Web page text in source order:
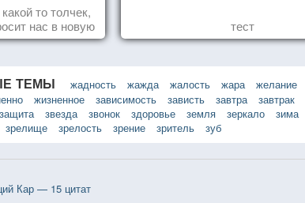
то толчек,
нас в новую
тест
ТЕМЫ жадность жажда жалость жара желание
жизненное зависимость зависть завтра завтрак
защита звезда звонок здоровье земля зеркало зима
зрелище зрелость зрение зритель зуб
Кар — 15 цитат